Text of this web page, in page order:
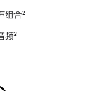
组合脚
²
频脚
³